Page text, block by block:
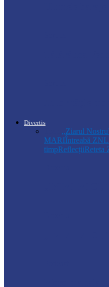
Divertis
,,Ziarul
MARIÎntreabă ZN
timpReflecțiiReteta